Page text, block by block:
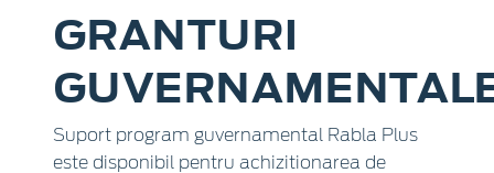
GRANTURI
Suport program guvernamental Rabla Plus
este disponibil pentru achizitionarea de